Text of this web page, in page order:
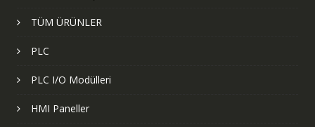
TÜM ÜRÜNLER
PLC
PLC I/O Modülleri
HMI Paneller